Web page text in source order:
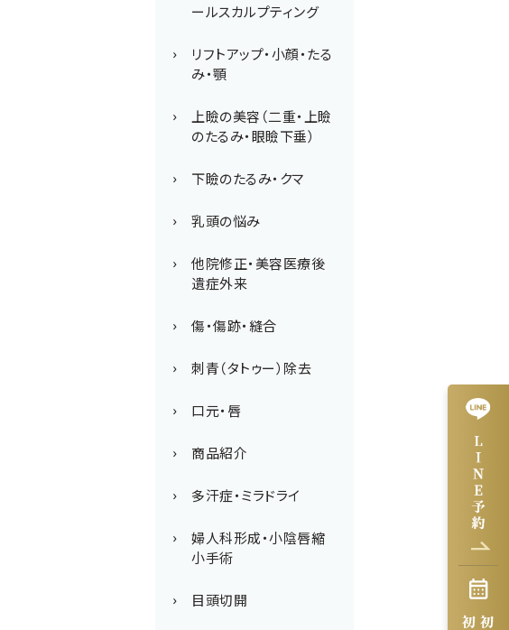
ールスカルプティング
リフトアップ・小顔・たる
み・顎
上瞼の美容（二重・上瞼
のたるみ・眼瞼下垂）
下瞼のたるみ・クマ
乳頭の悩み
他院修正・美容医療後
遺症外来
傷・傷跡・縫合
刺青（タトゥー）除去
口元・唇
商品紹介
多汗症・ミラドライ
婦人科形成・小陰唇縮
小手術
目頭切開